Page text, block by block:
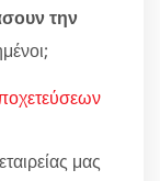
την
μας